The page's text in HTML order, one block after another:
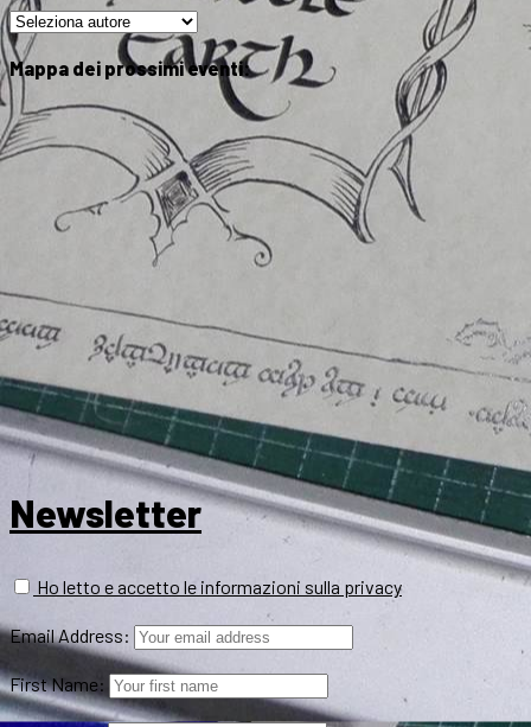
Mappa dei prossimi eventi:
Newsletter
Ho letto e accetto le informazioni sulla privacy
Email Address:
First Name: